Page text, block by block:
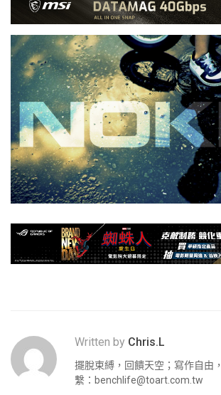
Written by Chris.L
擺脫束縛，回饋天空；寫作自由
繫： benchlife@toart.com.tw